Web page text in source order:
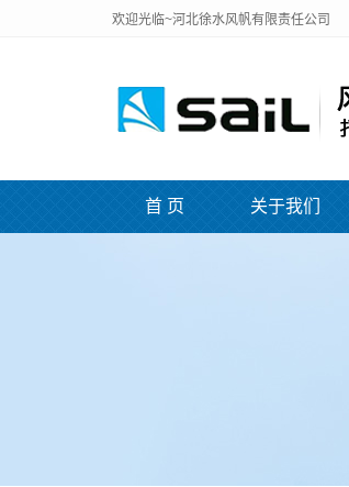
欢迎光临~河北徐水风帆有限责任公司
首 页 关于我们